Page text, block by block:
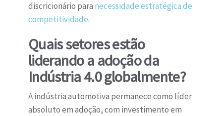
discricionário para necessidade estratégica de
competitividade.
Quais setores estão
liderando a adoção da
Indústria 4.0 globalmente?
A indústria automotiva permanece como líder
absoluto em adoção, com investimento em